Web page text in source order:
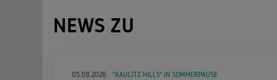
NEWS ZU
05.08.2026 "KAULITZ HILLS" IN SOMMERPAUSE